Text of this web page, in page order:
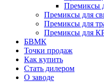
Премиксы
Премиксы для
Премиксы для
Премиксы для
БВМК
Точки продаж
Как купить
Стать дилером
О заводе